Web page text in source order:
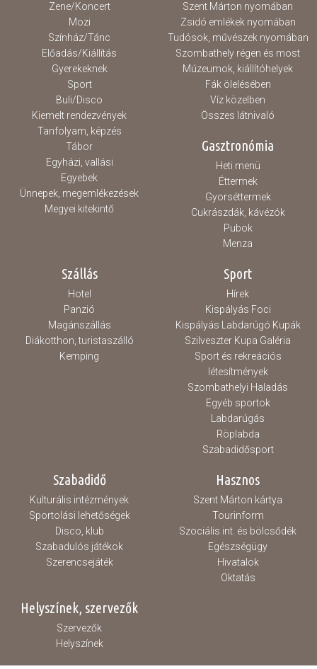
Zene/Koncert
Mozi
Színház/Tánc
Előadás/Kiállítás
Gyerekeknek
Sport
Buli/Disco
Kiemelt rendezvények
Tanfolyam, képzés
Tábor
Egyházi, vallási
Egyebek
Ünnepek, megemlékezések
Megyei kitekintő
Szent Márton nyomában
Zsidó emlékek nyomában
Tudósok, művészek nyomában
Szombathely régen és most
Múzeumok, kiállítóhelyek
Fák ölelésében
Víz közelben
Összes látnivaló
Gasztronómia
Heti menü
Éttermek
Gyorséttermek
Cukrászdák, kávézók
Pubok
Menza
Szállás
Hotel
Panzió
Magánszállás
Diákotthon, turistaszálló
Kemping
Sport
Hírek
Kispályás Foci
Kispályás Labdarúgó Kupák
Szilveszter Kupa Galéria
Sport és rekreációs
létesítmények
Szombathelyi Haladás
Egyéb sportok
Labdarúgás
Röplabda
Szabadidősport
Szabadidő
Kulturális intézmények
Sportolási lehetőségek
Disco, klub
Szabadulós játékok
Szerencsejáték
Hasznos
Szent Márton kártya
Tourinform
Szociális int. és bölcsődék
Egészségügy
Hivatalok
Oktatás
Helyszínek, szervezők
Szervezők
Helyszínek